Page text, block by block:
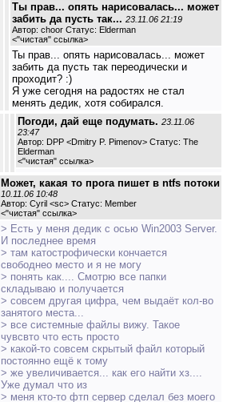
Ты прав... опять нарисовалась... может
забить да пусть так... 23.11.06 21:19
Автор: choor Статус: Elderman
<"чистая" ссылка>
Ты прав... опять нарисовалась... может
забить да пусть так переодически и
проходит? :)
Я уже сегодня на радостях не стал
менять дедик, хотя собирался.
Погоди, дай еще подумать. 23.11.06
23:47
Автор: DPP <Dmitry P. Pimenov> Статус: The
Elderman
<"чистая" ссылка>
Может, какая то прога пишет в ntfs потоки
10.11.06 10:48
Автор: Cyril <sc> Статус: Member
<"чистая" ссылка>
> Есть у меня дедик с осью Win2003 Server.
И последнее время
> там катострофически кончается
свободнео место и я не могу
> понять как.... Смотрю все папки
складываю и получается
> совсем другая цифра, чем выдаёт кол-во
занятого места...
> все системные файлы вижу. Такое
чувсвто что есть просто
> какой-то совсем скрытый файл который
постоянно ещё к тому
> же увеличивается... как его найти хз....
Уже думал что из
> меня кто-то фтп сервер сделал без моего